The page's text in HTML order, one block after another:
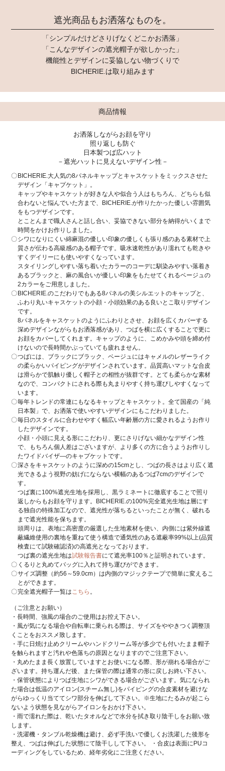
遮光商品もお洒落なものを。
「シンプルだけどさりげなくどこかお洒落」
「こんなデザインの遮光帽子が欲しかった」
機能性とデザインに妥協しない物づくりで
BICHERIE.は取り組みます
商品情報
お洒落しながらお顔を守り
照り返しも防ぐ
日本製つば広ハット
－遮光ハットに見えないデザイン性－
BICHERIE.大人気の8パネルキャップとキャスケットをミックスさせた
デザイン「キャプケット」。
キャップやキャスケットが好きな人や似合う人はもちろん、どちらも似
合わないと悩んでいた方まで、BICHERIE.が作りたかった優しい雰囲気
をもつデザインです。
とことんまで職人さんと話し合い、妥協できない部分を納得がいくまで
時間をかけお作りしました。
シワになりにくい綿麻混の優しい印象の優しくも張り感のある素材で上
質さが伝わる高級感のある帽子です。吸水速乾性があり濡れても乾きや
すくデイリーにも使いやすくなっています。
スタイリングしやすい落ち着いたカラーのコーデに馴染みやすい落着き
あるブラックと、麻の風合いが優しい印象をもたせてくれるベージュの
2カラーをご用意しました。
BICHERIE.のこだわりでもある8パネルの美シルエットのキャップと、
ふわり丸いキャスケットの小顔・小頭効果のある良いとこ取りデザイン
です。
8パネルをキャスケットのようにふわりとさせ、お顔を広くカバーする
深めデザインながらもお洒落感があり、つばを横に広くすることで更に
お顔をカバーしてくれます。キャップのように、こめかみや頭を締め付
けないので長時間かぶっていても疲れません。
つばには、ブラックにブラック、ベージュにはキャメルのレザーライク
の柔らかいパイピングがデザインされています。品質高いマットな合皮
は滑らかで肌触り優しく帽子との相性が抜群です。とても柔らかな素材
なので、コンパクトにされる際も丸まりやすく持ち運びしやすくなって
います。
毎年トレンドの常連にもなるキャップとキャスケット。全て国産の「純
日本製」で、お洒落で使いやすいデザインにもこだわりました。
毎日のスタイルに合わせやすく幅広い年齢層の方に愛されるようお作り
したデザインです。
小顔・小頭に見える形にこだわり、更にさりげない細かなデザイン性
で、もちろん個人差はございますが、より多くの方に合うようお作りし
たワイドバイザ―のキャプケットです。
深さをキャスケットのように深めの15cmとし、つばの長さはより広く遮
光できるよう視野の妨げにならない横幅のあるつば7cmのデザインで
す。
つば裏に100%遮光生地を採用し、黒ラミネートに徹底することで照り
返しからもお顔を守ります。BICHERIE.の100%完全遮光生地は層にす
る独自の特殊加工なので、遮光性が落ちるといったことが無く、破れる
まで遮光性能を保ちます。
頭周りは、表地に高密度の厳選した生地素材を使い、内側には紫外線遮
蔽繊維使用の裏地を重ねて使う構造で通気性のある遮蔽率99%以上(品質
検査にて試験確認済)の高遮光となっております。
つば裏の遮光生地は試験報告書にて遮光率100％と証明されています。
くるりと丸めてバッグに入れて持ち運びができます。
サイズ調整（約56～59.0cm）は内側のマジックテープで簡単に変えるこ
とができます。
完全遮光帽子一覧は こちら 。
（ご注意とお願い）
・長時間、強風の場合のご使用はお控え下さい。
・風が気になる場合や自転車に乗られる際は、サイズをややきつく調整頂
くことをおススメ致します。
・手に日焼け止めクリームやハンドクリーム等が多少でも付いたまま帽子
を触られますと汚れや色落ちの原因となりますのでご注意下さい。
・丸めたまま長く放置していますとお使いになる際、形が崩れる場合がご
ざいます。持ち運んだ後、また保管の際は通常の形に戻しお終い下さい。
・保管状態によりつば生地にシワができる場合がございます。気になられ
た場合は低温のアイロン(スチーム無し)をパイピングの合皮素材を避けな
がらゆっくり当ててシワ部分を伸ばして下さい。※生地にたるみが起こら
ないよう状態を見ながらアイロンをおかけ下さい。
・雨で濡れた際は、乾いたタオルなどで水分を拭き取り陰干しをお願い致
します。
・洗濯機・タンブル乾燥機は避け、必ず手洗いで優しくお洗濯した後形を
整え、つばは伸ばした状態にて陰干しして下さい。 ・合皮は表面にPUコ
ーディングをしているため、経年劣化にご注意ください。